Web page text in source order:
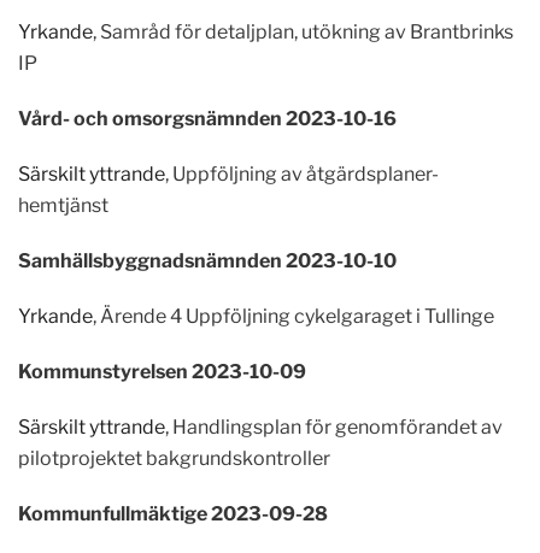
Yrkande, Samråd för detaljplan, utökning av Brantbrinks
IP
Vård- och omsorgsnämnden 2023-10-16
Särskilt yttrande, Uppföljning av åtgärdsplaner-
hemtjänst
Samhällsbyggnadsnämnden 2023-10-10
Yrkande, Ärende 4 Uppföljning cykelgaraget i Tullinge
Kommunstyrelsen 2023-10-09
Särskilt yttrande, Handlingsplan för genomförandet av
pilotprojektet bakgrundskontroller
Kommunfullmäktige 2023-09-28